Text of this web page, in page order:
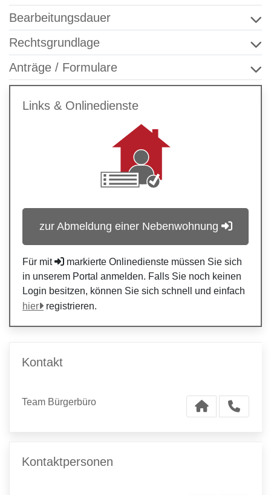
Bearbeitungsdauer
Rechtsgrundlage
Anträge / Formulare
Links & Onlinedienste
zur Abmeldung einer Nebenwohnung
Für mit
markierte Onlinedienste müssen Sie sich
in unserem Portal anmelden. Falls Sie noch keinen
Login besitzen, können Sie sich schnell und einfach
hier
registrieren.
Kontakt
Team Bürgerbüro
Kontaktpersonen